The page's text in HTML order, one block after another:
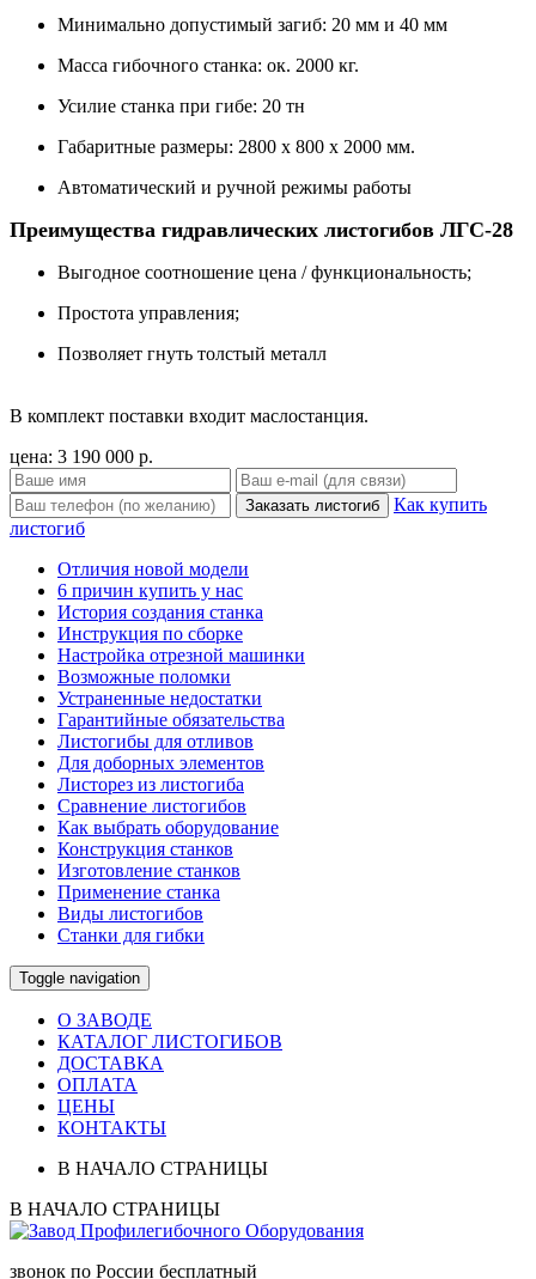
Минимально допустимый загиб: 20 мм и 40 мм
Масса гибочного станка: ок. 2000 кг.
Усилие станка при гибе: 20 тн
Габаритные размеры: 2800 х 800 х 2000 мм.
Автоматический и ручной режимы работы
Преимущества гидравлических листогибов ЛГС-28
Выгодное соотношение цена / функциональность;
Простота управления;
Позволяет гнуть толстый металл
В комплект поставки входит маслостанция.
цена: 3 190 000 р.
Как купить
листогиб
Отличия новой модели
6 причин купить у нас
История создания станка
Инструкция по сборке
Настройка отрезной машинки
Возможные поломки
Устраненные недостатки
Гарантийные обязательства
Листогибы для отливов
Для доборных элементов
Листорез из листогиба
Сравнение листогибов
Как выбрать оборудование
Конструкция станков
Изготовление станков
Применение станка
Виды листогибов
Станки для гибки
Toggle navigation
О ЗАВОДЕ
КАТАЛОГ ЛИСТОГИБОВ
ДОСТАВКА
ОПЛАТА
ЦЕНЫ
КОНТАКТЫ
В НАЧАЛО СТРАНИЦЫ
В НАЧАЛО СТРАНИЦЫ
звонок по России бесплатный